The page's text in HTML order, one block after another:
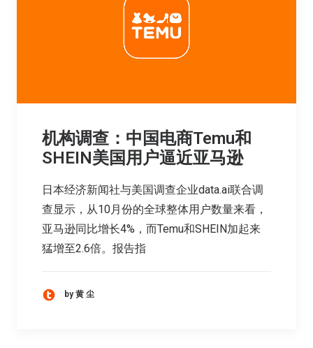
机构调查：中国电商Temu和
SHEIN美国用户逼近亚马逊
日本经济新闻社与美国调查企业data.ai联合调
查显示，从10月份的全球整体用户数量来看，
亚马逊同比增长4%，而Temu和SHEIN加起来
猛增至2.6倍。报告指
by 黄 尘